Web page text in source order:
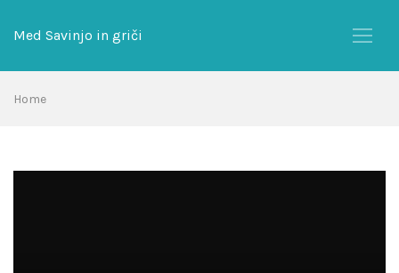
Med Savinjo in griči
Home